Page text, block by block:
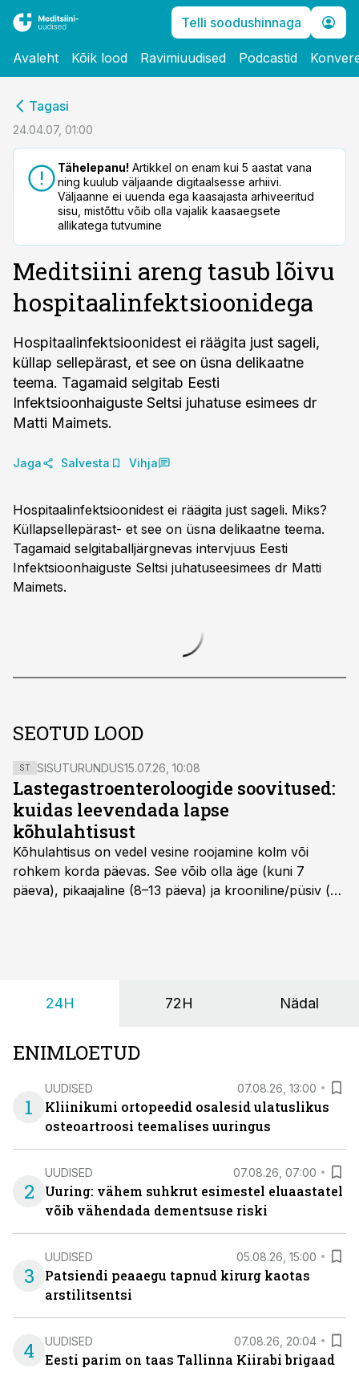
Telli soodushinnaga
Avaleht Kõik lood Ravimiuudised Podcastid
Tagasi
24.04.07, 01:00
Tähelepanu! Artikkel on enam kui 5 aastat vana
ning kuulub väljaande digitaalsesse arhiivi.
Väljaanne ei uuenda ega kaasajasta arhiveeritud
sisu, mistõttu võib olla vajalik kaasaegsete
allikatega tutvumine
Meditsiini areng tasub lõivu
hospitaalinfektsioonidega
Hospitaalinfektsioonidest ei räägita just sageli,
küllap sellepärast, et see on üsna delikaatne
teema. Tagamaid selgitab Eesti
Infektsioonhaiguste Seltsi juhatuse esimees dr
Matti Maimets.
Jaga Salvesta Vihja
Hospitaalinfektsioonidest ei räägita just sageli. Miks?
Küllapsellepärast- et see on üsna delikaatne teema.
Tagamaid selgitaballjärgnevas intervjuus Eesti
Infektsioonhaiguste Seltsi juhatuseesimees dr Matti
Maimets.
SEOTUD LOOD
ST SISUTURUNDUS15.07.26, 10:08
Lastegastroenteroloogide soovitused:
kuidas leevendada lapse
kõhulahtisust
Kõhulahtisus on vedel vesine roojamine kolm või
rohkem korda päevas. See võib olla äge (kuni 7
päeva), pikaajaline (8–13 päeva) ja krooniline/püsiv (>
24H 72H Nädal
ENIMLOETUD
1
UUDISED 07.08.26, 13:00
Kliinikumi ortopeedid osalesid ulatuslikus
osteoartroosi teemalises uuringus
2
UUDISED 07.08.26, 07:00
Uuring: vähem suhkrut esimestel eluaastatel
võib vähendada dementsuse riski
3
UUDISED 05.08.26, 15:00
Patsiendi peaaegu tapnud kirurg kaotas
arstilitsentsi
4 UUDISED 07.08.26, 20:04
Eesti parim on taas Tallinna Kiirabi brigaad